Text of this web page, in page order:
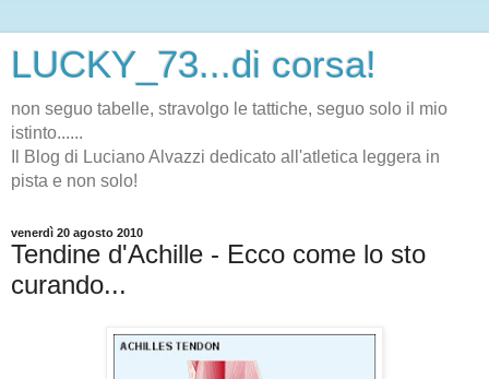
LUCKY_73...di corsa!
non seguo tabelle, stravolgo le tattiche, seguo solo il mio
istinto......
Il Blog di Luciano Alvazzi dedicato all'atletica leggera in
pista e non solo!
venerdì 20 agosto 2010
Tendine d'Achille - Ecco come lo sto
curando...